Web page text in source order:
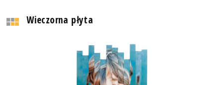
Wieczorna płyta